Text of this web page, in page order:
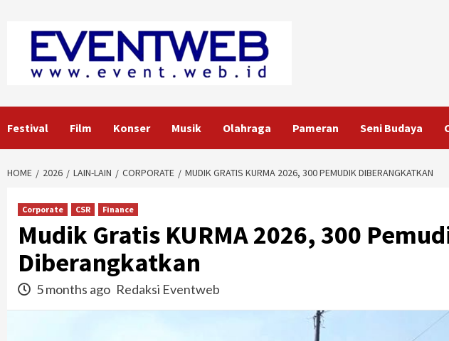
content
Festival Film Konser Musik Olahraga Pameran Seni Budaya
HOME 2026 LAIN-LAIN CORPORATE MUDIK GRATIS KURMA 2026, 300 PEMUDIK DIBERANGKATKAN
Corporate CSR Finance
Mudik Gratis KURMA 2026, 300
Diberangkatkan
5 months ago Redaksi Eventweb